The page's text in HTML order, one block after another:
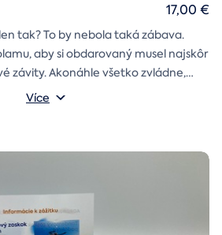
tak? To by nebola taká zábava.
aby si obdarovaný musel najskôr
závity. Akonáhle všetko zvládne,
i s vašim venováním.
8,5 × 5 cm
Více
17,00 €